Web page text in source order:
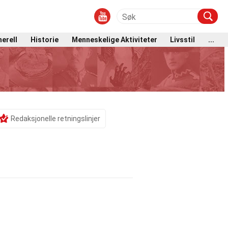
Historie Menneskelige Aktiviteter Livsstil ...
Redaksjonelle retningslinjer